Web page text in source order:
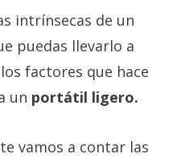
intrínsecas de un
puedas llevarlo a
factores que hace
un portátil ligero.
vamos a contar las